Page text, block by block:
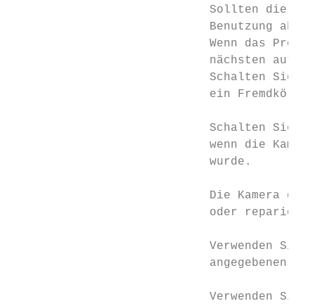
Sollten die
Benutzung
Wenn das
nächsten
Schalten Sie
ein
Schalten Sie
wenn die
                            wurde.
Die Kamera
oder repariert
Verwenden Sie
angegebenen
Verwenden Sie